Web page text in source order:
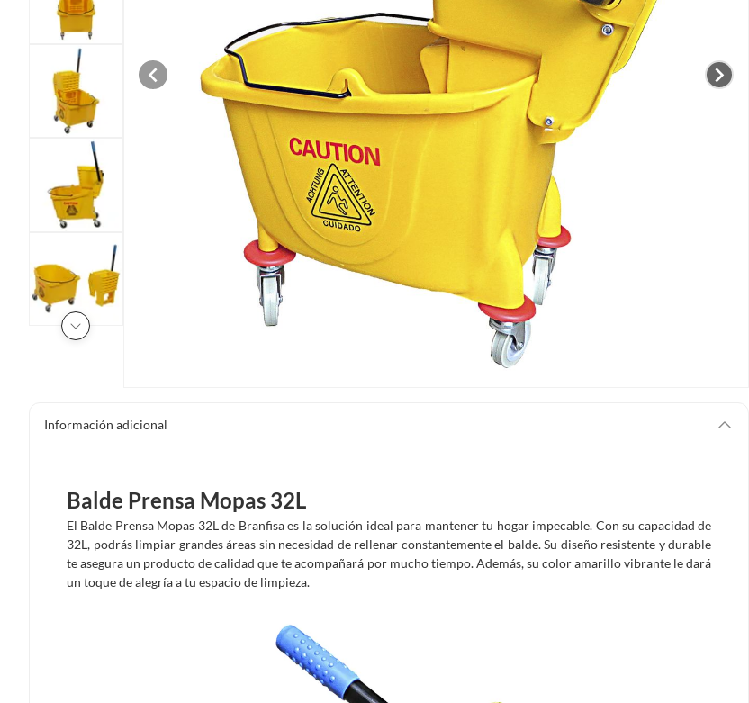
Información adicional
Balde Prensa Mopas 32L
El Balde Prensa Mopas 32L de Branfisa es la solución ideal para mantener tu hogar impecable. Con su capacidad de
32L, podrás limpiar grandes áreas sin necesidad de rellenar constantemente el balde. Su diseño resistente y durable
te asegura un producto de calidad que te acompañará por mucho tiempo. Además, su color amarillo vibrante le dará
un toque de alegría a tu espacio de limpieza.